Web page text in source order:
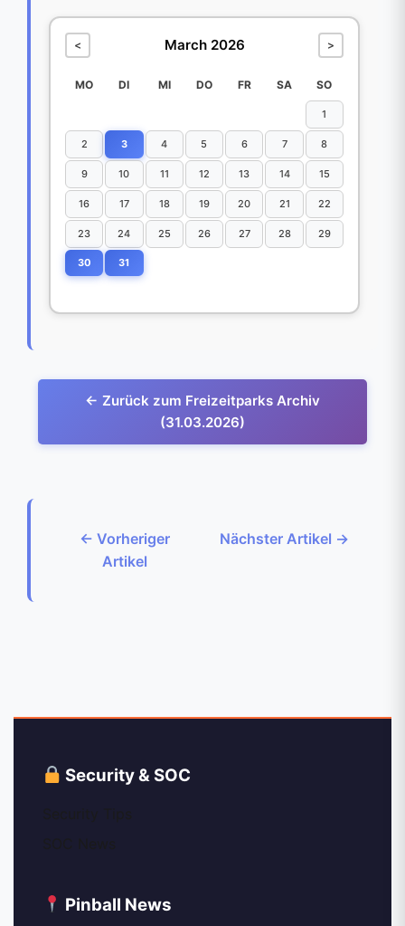
< March 2026 >
MO DI MI DO FR SA SO
1
2 3 4 5 6 7 8
9 10 11 12 13 14 15
16 17 18 19 20 21 22
23 24 25 26 27 28 29
30 31
← Zurück zum Freizeitparks Archiv
(31.03.2026)
← Vorheriger
Artikel
Nächster Artikel →
Security & SOC
Pinball News